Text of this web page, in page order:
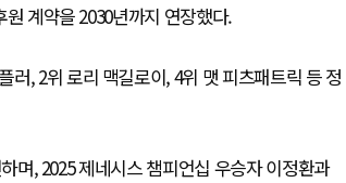
계약을 2030년까지 연장했다.
, 2위 로리 맥길로이, 4위 맷 피츠패트릭 등 정
며, 2025 제네시스 챔피언십 우승자 이정환과